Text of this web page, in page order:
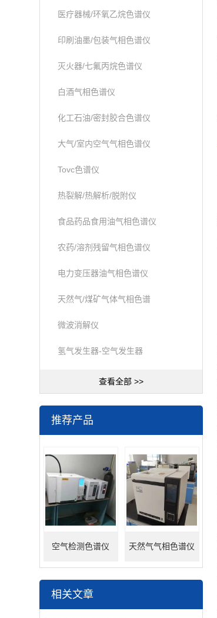
医疗器械/环氧乙烷色谱仪
印刷油墨/包装气相色谱仪
灭火器/七氟丙烷色谱仪
白酒气相色谱仪
化工石油/密封胶合色谱仪
大气/室内空气气相色谱仪
Tovc色谱仪
热裂解/热解析/脱附仪
食品药品食用油气相色谱仪
农药/溶剂残留气相色谱仪
电力变压器油气相色谱仪
天然气/煤矿气体气相色谱
微波消解仪
氢气发生器-空气发生器
查看全部 >>
推荐产品
空气检测色谱仪 天然气气相色谱仪
相关文章